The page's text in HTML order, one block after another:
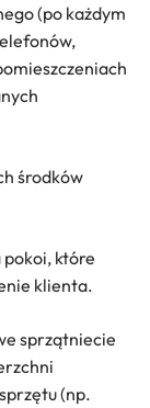
(po każdym
środków
które
klienta.
sprzątniecie
(np.